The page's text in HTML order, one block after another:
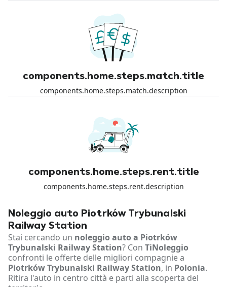
components.home.steps.match.title
components.home.steps.match.description
components.home.steps.rent.title
components.home.steps.rent.description
Noleggio auto Piotrków Trybunalski
Railway Station
Stai cercando un noleggio auto a Piotrków
Trybunalski Railway Station? Con TiNoleggio
confronti le offerte delle migliori compagnie a
Piotrków Trybunalski Railway Station, in Polonia.
Ritira l'auto in centro città e parti alla scoperta del